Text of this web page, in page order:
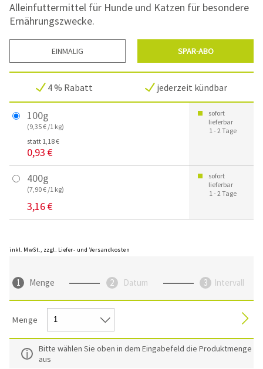
Alleinfuttermittel für Hunde und Katzen für besondere
Ernährungszwecke.
EINMALIG SPAR-ABO
4 % Rabatt jederzeit kündbar
100g
(9,35 € /1 kg)
statt 1,18 €
0,93 €
sofort
lieferbar
1 - 2 Tage
400g
(7,90 € /1 kg)
3,16 €
sofort
lieferbar
1 - 2 Tage
inkl. MwSt., zzgl. Liefer- und Versandkosten
Menge Datum Intervall
Menge
Bitte wählen Sie oben in dem Eingabefeld die Produktmenge
aus